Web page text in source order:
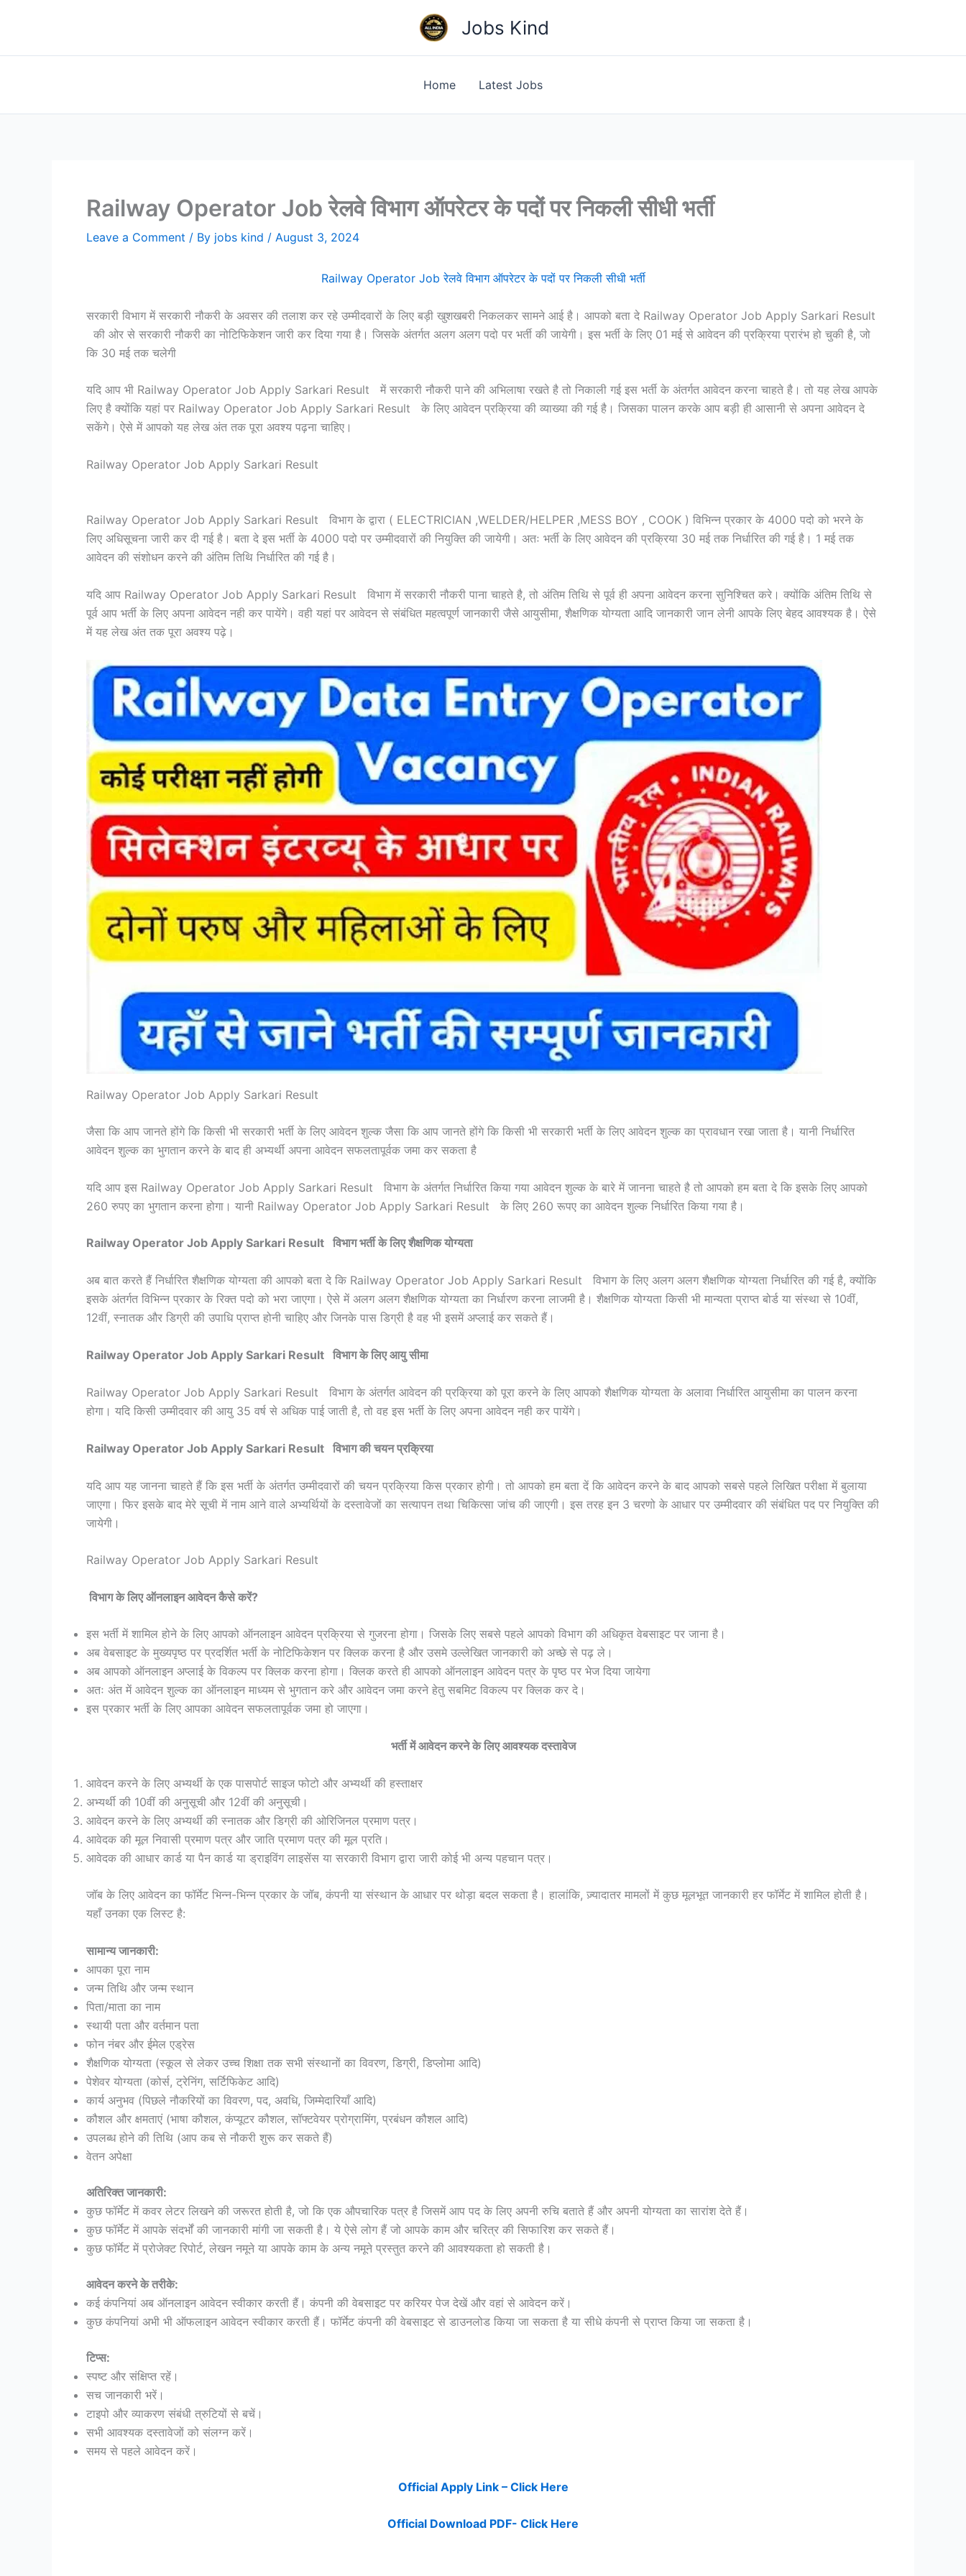
Jobs Kind
Home Latest Jobs
Railway Operator Job रेलवे विभाग ऑपरेटर के पदों पर निकली सीधी भर्ती
Leave a Comment / By jobs kind / August 3, 2024
Railway Operator Job रेलवे विभाग ऑपरेटर के पदों पर निकली सीधी भर्ती
सरकारी विभाग में सरकारी नौकरी के अवसर की तलाश कर रहे उम्मीदवारों के लिए बड़ी खुशखबरी निकलकर सामने आई है। आपको बता दे Railway Operator Job Apply Sarkari Result
की ओर से सरकारी नौकरी का नोटिफिकेशन जारी कर दिया गया है। जिसके अंतर्गत अलग अलग पदो पर भर्ती की जायेगी। इस भर्ती के लिए 01 मई से आवेदन की प्रक्रिया प्रारंभ हो चुकी है, जो
कि 30 मई तक चलेगी
यदि आप भी Railway Operator Job Apply Sarkari Result में सरकारी नौकरी पाने की अभिलाषा रखते है तो निकाली गई इस भर्ती के अंतर्गत आवेदन करना चाहते है। तो यह लेख आपके
लिए है क्योंकि यहां पर Railway Operator Job Apply Sarkari Result के लिए आवेदन प्रक्रिया की व्याख्या की गई है। जिसका पालन करके आप बड़ी ही आसानी से अपना आवेदन दे
सकेंगे। ऐसे में आपको यह लेख अंत तक पूरा अवश्य पढ़ना चाहिए।
Railway Operator Job Apply Sarkari Result
Railway Operator Job Apply Sarkari Result विभाग के द्वारा ( ELECTRICIAN ,WELDER/HELPER ,MESS BOY , COOK ) विभिन्न प्रकार के 4000 पदो को भरने के
लिए अधिसूचना जारी कर दी गई है। बता दे इस भर्ती के 4000 पदो पर उम्मीदवारों की नियुक्ति की जायेगी। अतः भर्ती के लिए आवेदन की प्रक्रिया 30 मई तक निर्धारित की गई है। 1 मई तक
आवेदन की संशोधन करने की अंतिम तिथि निर्धारित की गई है।
यदि आप Railway Operator Job Apply Sarkari Result विभाग में सरकारी नौकरी पाना चाहते है, तो अंतिम तिथि से पूर्व ही अपना आवेदन करना सुनिश्चित करे। क्योंकि अंतिम तिथि से
पूर्व आप भर्ती के लिए अपना आवेदन नही कर पायेंगे। वही यहां पर आवेदन से संबंधित महत्वपूर्ण जानकारी जैसे आयुसीमा, शैक्षणिक योग्यता आदि जानकारी जान लेनी आपके लिए बेहद आवश्यक है। ऐसे
में यह लेख अंत तक पूरा अवश्य पढ़े।
Railway Operator Job Apply Sarkari Result
जैसा कि आप जानते होंगे कि किसी भी सरकारी भर्ती के लिए आवेदन शुल्क जैसा कि आप जानते होंगे कि किसी भी सरकारी भर्ती के लिए आवेदन शुल्क का प्रावधान रखा जाता है। यानी निर्धारित
आवेदन शुल्क का भुगतान करने के बाद ही अभ्यर्थी अपना आवेदन सफलतापूर्वक जमा कर सकता है
यदि आप इस Railway Operator Job Apply Sarkari Result विभाग के अंतर्गत निर्धारित किया गया आवेदन शुल्क के बारे में जानना चाहते है तो आपको हम बता दे कि इसके लिए आपको
260 रुपए का भुगतान करना होगा। यानी Railway Operator Job Apply Sarkari Result के लिए 260 रूपए का आवेदन शुल्क निर्धारित किया गया है।
Railway Operator Job Apply Sarkari Result विभाग भर्ती के लिए शैक्षणिक योग्यता
अब बात करते हैं निर्धारित शैक्षणिक योग्यता की आपको बता दे कि Railway Operator Job Apply Sarkari Result विभाग के लिए अलग अलग शैक्षणिक योग्यता निर्धारित की गई है, क्योंकि
इसके अंतर्गत विभिन्न प्रकार के रिक्त पदो को भरा जाएगा। ऐसे में अलग अलग शैक्षणिक योग्यता का निर्धारण करना लाजमी है। शैक्षणिक योग्यता किसी भी मान्यता प्राप्त बोर्ड या संस्था से 10वीं,
12वीं, स्नातक और डिग्री की उपाधि प्राप्त होनी चाहिए और जिनके पास डिग्री है वह भी इसमें अप्लाई कर सकते हैं।
Railway Operator Job Apply Sarkari Result विभाग के लिए आयु सीमा
Railway Operator Job Apply Sarkari Result विभाग के अंतर्गत आवेदन की प्रक्रिया को पूरा करने के लिए आपको शैक्षणिक योग्यता के अलावा निर्धारित आयुसीमा का पालन करना
होगा। यदि किसी उम्मीदवार की आयु 35 वर्ष से अधिक पाई जाती है, तो वह इस भर्ती के लिए अपना आवेदन नही कर पायेंगे।
Railway Operator Job Apply Sarkari Result विभाग की चयन प्रक्रिया
यदि आप यह जानना चाहते हैं कि इस भर्ती के अंतर्गत उम्मीदवारों की चयन प्रक्रिया किस प्रकार होगी। तो आपको हम बता दें कि आवेदन करने के बाद आपको सबसे पहले लिखित परीक्षा में बुलाया
जाएगा। फिर इसके बाद मेरे सूची में नाम आने वाले अभ्यर्थियों के दस्तावेजों का सत्यापन तथा चिकित्सा जांच की जाएगी। इस तरह इन 3 चरणो के आधार पर उम्मीदवार की संबंधित पद पर नियुक्ति की
जायेगी।
Railway Operator Job Apply Sarkari Result
विभाग के लिए ऑनलाइन आवेदन कैसे करें?
इस भर्ती में शामिल होने के लिए आपको ऑनलाइन आवेदन प्रक्रिया से गुजरना होगा। जिसके लिए सबसे पहले आपको विभाग की अधिकृत वेबसाइट पर जाना है।
अब वेबसाइट के मुख्यपृष्ठ पर प्रदर्शित भर्ती के नोटिफिकेशन पर क्लिक करना है और उसमे उल्लेखित जानकारी को अच्छे से पढ़ ले।
अब आपको ऑनलाइन अप्लाई के विकल्प पर क्लिक करना होगा। क्लिक करते ही आपको ऑनलाइन आवेदन पत्र के पृष्ठ पर भेज दिया जायेगा
अतः अंत में आवेदन शुल्क का ऑनलाइन माध्यम से भुगतान करे और आवेदन जमा करने हेतु सबमिट विकल्प पर क्लिक कर दे।
इस प्रकार भर्ती के लिए आपका आवेदन सफलतापूर्वक जमा हो जाएगा।
भर्ती में आवेदन करने के लिए आवश्यक दस्तावेज
आवेदन करने के लिए अभ्यर्थी के एक पासपोर्ट साइज फोटो और अभ्यर्थी की हस्ताक्षर
अभ्यर्थी की 10वीं की अनुसूची और 12वीं की अनुसूची।
आवेदन करने के लिए अभ्यर्थी की स्नातक और डिग्री की ओरिजिनल प्रमाण पत्र।
आवेदक की मूल निवासी प्रमाण पत्र और जाति प्रमाण पत्र की मूल प्रति।
आवेदक की आधार कार्ड या पैन कार्ड या ड्राइविंग लाइसेंस या सरकारी विभाग द्वारा जारी कोई भी अन्य पहचान पत्र।
जॉब के लिए आवेदन का फॉर्मेट भिन्न-भिन्न प्रकार के जॉब, कंपनी या संस्थान के आधार पर थोड़ा बदल सकता है। हालांकि, ज़्यादातर मामलों में कुछ मूलभूत जानकारी हर फॉर्मेट में शामिल होती है।
यहाँ उनका एक लिस्ट है:
सामान्य जानकारी:
आपका पूरा नाम
जन्म तिथि और जन्म स्थान
पिता/माता का नाम
स्थायी पता और वर्तमान पता
फोन नंबर और ईमेल एड्रेस
शैक्षणिक योग्यता (स्कूल से लेकर उच्च शिक्षा तक सभी संस्थानों का विवरण, डिग्री, डिप्लोमा आदि)
पेशेवर योग्यता (कोर्स, ट्रेनिंग, सर्टिफिकेट आदि)
कार्य अनुभव (पिछले नौकरियों का विवरण, पद, अवधि, जिम्मेदारियाँ आदि)
कौशल और क्षमताएं (भाषा कौशल, कंप्यूटर कौशल, सॉफ्टवेयर प्रोग्रामिंग, प्रबंधन कौशल आदि)
उपलब्ध होने की तिथि (आप कब से नौकरी शुरू कर सकते हैं)
वेतन अपेक्षा
अतिरिक्त जानकारी:
कुछ फॉर्मेट में कवर लेटर लिखने की जरूरत होती है, जो कि एक औपचारिक पत्र है जिसमें आप पद के लिए अपनी रुचि बताते हैं और अपनी योग्यता का सारांश देते हैं।
कुछ फॉर्मेट में आपके संदर्भों की जानकारी मांगी जा सकती है। ये ऐसे लोग हैं जो आपके काम और चरित्र की सिफारिश कर सकते हैं।
कुछ फॉर्मेट में प्रोजेक्ट रिपोर्ट, लेखन नमूने या आपके काम के अन्य नमूने प्रस्तुत करने की आवश्यकता हो सकती है।
आवेदन करने के तरीके:
कई कंपनियां अब ऑनलाइन आवेदन स्वीकार करती हैं। कंपनी की वेबसाइट पर करियर पेज देखें और वहां से आवेदन करें।
कुछ कंपनियां अभी भी ऑफलाइन आवेदन स्वीकार करती हैं। फॉर्मेट कंपनी की वेबसाइट से डाउनलोड किया जा सकता है या सीधे कंपनी से प्राप्त किया जा सकता है।
टिप्स:
स्पष्ट और संक्षिप्त रहें।
सच जानकारी भरें।
टाइपो और व्याकरण संबंधी त्रुटियों से बचें।
सभी आवश्यक दस्तावेजों को संलग्न करें।
समय से पहले आवेदन करें।
Official Apply Link – Click Here
Official Download PDF- Click Here